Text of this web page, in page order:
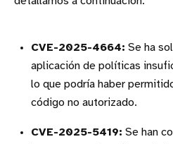
CVE-2025-4664: Se ha
aplicación de políticas
lo que podría haber
código no autorizado.
CVE-2025-5419: Se han